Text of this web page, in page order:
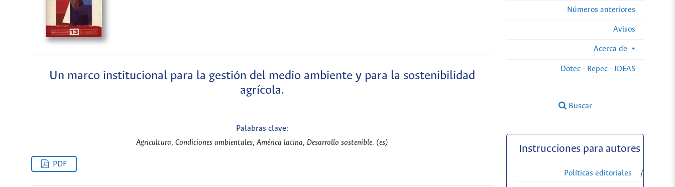
Números anteriores
Avisos
Acerca de
Dotec - Repec - IDEAS
Buscar
Un marco institucional para la gestión del medio ambiente y para la sostenibilidad
agrícola.
Palabras clave:
Agricultura, Condiciones ambientales, América latina, Desarrollo sostenible. (es)
PDF
Instrucciones para autores
Políticas editoriales /